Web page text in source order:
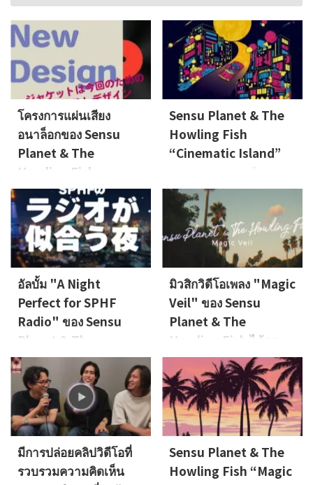
โครงการแผ่นเสียง
อนาล็อกของ Sensu
Planet & The
Howling Fish
เพื่อเป็นการฉลองการปล่อยเพลง
ใหม่ "Cinematic Island" เราได้
เปิดโครงการระดมทุนในวันนี้เพื่อ
นำเพลงเก่า 6 เพลงของเรามา
บันทึกในรูปแบบแผ่นเสียง
อนาล็อก [หมดเขตการสนับสนุน]
15 มิถุนายน 2026 เวลา 23:59 น.
(เวลาญี่ปุ่น) เป้าหมายของเราคือ
การระดมทุน 1 ล้านเยน ด้วยการ
...
Sensu Planet & The
Howling Fish
“Cinematic Island”
Cinematic Island อัลบั้ม
"Cinematic Island" วางจำหน่าย
แล้ว Released on: 2026-5-1
Lyrics: Osier, Sensu
PlanetMusic: Sensu
PlanetArrange: Sensu Planet
& The Howling Fish, IGARASHI
Kouhei About the Music นักร้อง
นำ Sensu Planet กล่าวว่า: เรา
อยากจะร้อยเรีย ...
อัลบั้ม "A Night
Perfect for SPHF
Radio" ของ Sensu
Planet & The
Howling Fish นั้น
ซาบซึ้งกินใจ!
รายการวิทยุแบบพูดคุย "SPHF
Radio-Friendly Nights" ของ
Sensu Planet & The Howling
เมษายน (วันอาทิตย์) เป็นต้นไป
โดยจะให้บริการในรูปแบบพอด
มิวสิกวิดีโอเพลง "Magic
Veil" ของ Sensu
Planet & The
Howling Fish ได้ถูก
ปล่อยออกมาแล้ว
มิวสิกวิดีโอเพลง "Magic Veil" ได้
ถูกปล่อยออกมาแล้ววันนี้โปรดรับ
ชมได้ทางบริการสตรีมมิ่งหรือทาง
YouTube วันที่ปล่อย: 28
พฤศจิกายน 2025 (วันศุกร์)รับชม
ได้ทาง: บริการสตรีมมิ่งเพลงหลักๆ
เช่น Apple Music, Spotify,
YouTube Music และ YouTube
มีการปล่อยคลิปวิดีโอที่
รวบรวมความคิดเห็น
Sensu Planet & The
Howling Fish “Magic